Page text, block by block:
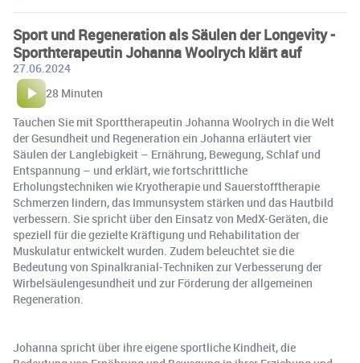
Sport und Regeneration als Säulen der Longevity -
Sporthterapeutin Johanna Woolrych klärt auf
27.06.2024
28 Minuten
Tauchen Sie mit Sporttherapeutin Johanna Woolrych in die Welt
der Gesundheit und Regeneration ein Johanna erläutert vier
Säulen der Langlebigkeit – Ernährung, Bewegung, Schlaf und
Entspannung – und erklärt, wie fortschrittliche
Erholungstechniken wie Kryotherapie und Sauerstofftherapie
Schmerzen lindern, das Immunsystem stärken und das Hautbild
verbessern. Sie spricht über den Einsatz von MedX-Geräten, die
speziell für die gezielte Kräftigung und Rehabilitation der
Muskulatur entwickelt wurden. Zudem beleuchtet sie die
Bedeutung von Spinalkranial-Techniken zur Verbesserung der
Wirbelsäulengesundheit und zur Förderung der allgemeinen
Regeneration.
Johanna spricht über ihre eigene sportliche Kindheit, die